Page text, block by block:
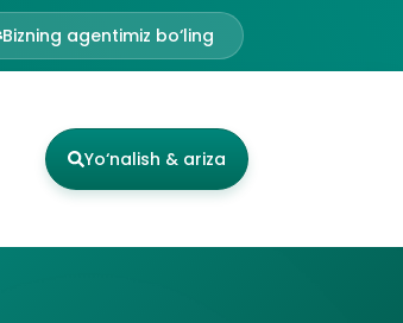
Bizning agentimiz bo‘ling
Yo‘nalish & ariza